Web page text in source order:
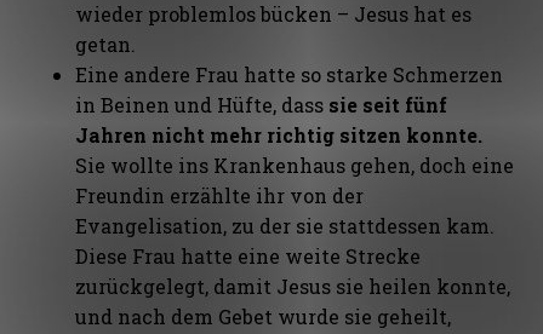
wieder problemlos bücken – Jesus hat es
getan.
Eine andere Frau hatte so starke Schmerzen
in Beinen und Hüfte, dass sie seit fünf
Jahren nicht mehr richtig sitzen konnte.
Sie wollte ins Krankenhaus gehen, doch eine
Freundin erzählte ihr von der
Evangelisation, zu der sie stattdessen kam.
Diese Frau hatte eine weite Strecke
zurückgelegt, damit Jesus sie heilen konnte,
und nach dem Gebet wurde sie geheilt,